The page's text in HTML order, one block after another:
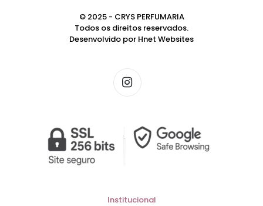
© 2025 - CRYS PERFUMARIA
Todos os direitos reservados.
Desenvolvido por Hnet Websites
Institucional